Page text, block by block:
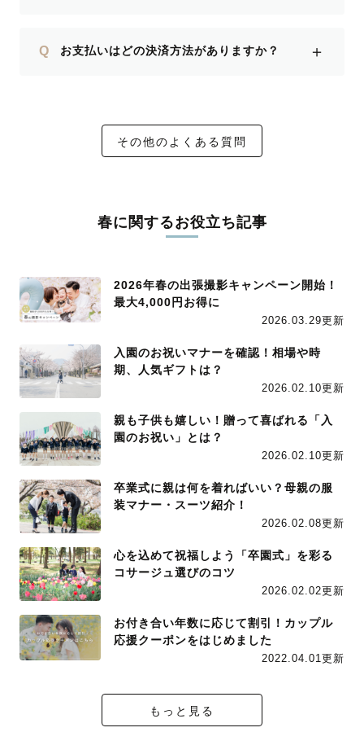
Q お支払いはどの決済方法がありますか？ ＋
その他のよくある質問
春に関するお役立ち記事
2026年春の出張撮影キャンペーン開始！
最大4,000円お得に
2026.03.29更新
入園のお祝いマナーを確認！相場や時
期、人気ギフトは？
2026.02.10更新
親も子供も嬉しい！贈って喜ばれる「入
園のお祝い」とは？
2026.02.10更新
卒業式に親は何を着ればいい？母親の服
装マナー・スーツ紹介！
2026.02.08更新
心を込めて祝福しよう「卒園式」を彩る
コサージュ選びのコツ
2026.02.02更新
お付き合い年数に応じて割引！カップル
応援クーポンをはじめました
2022.04.01更新
もっと見る